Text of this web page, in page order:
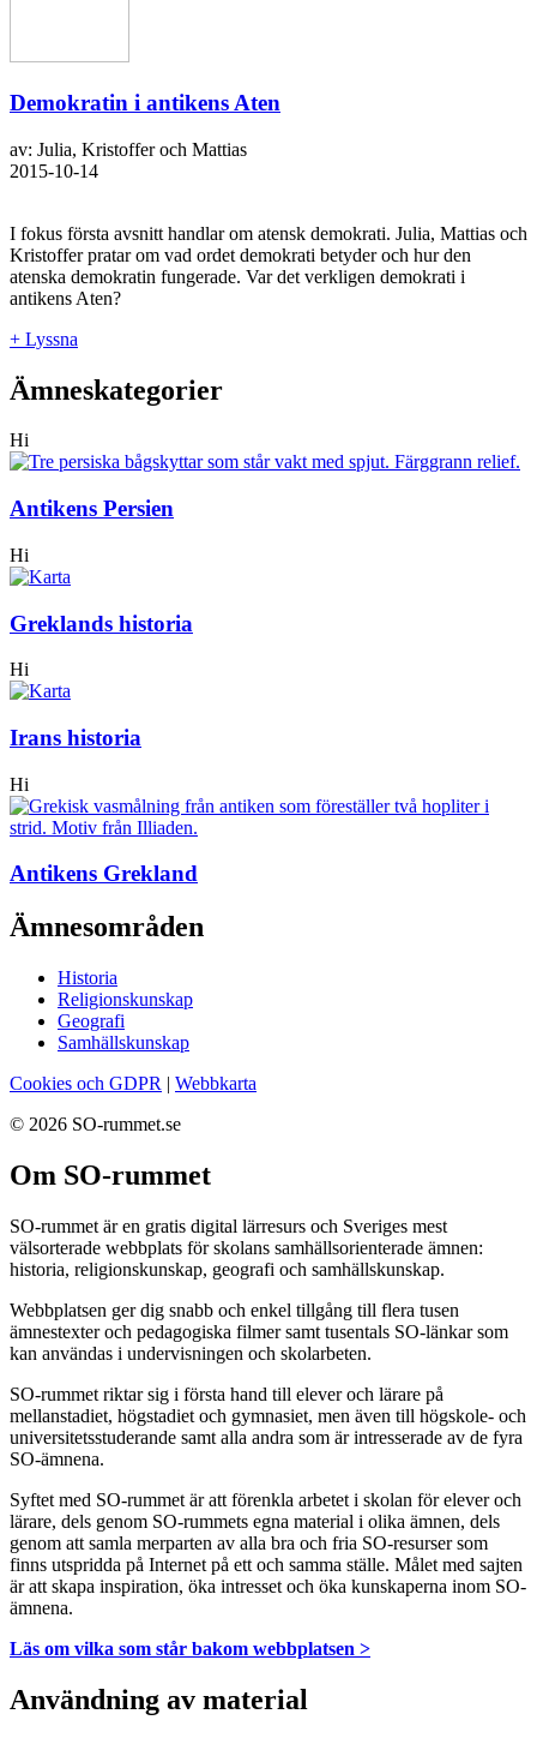
Demokratin i antikens Aten
av: Julia, Kristoffer och Mattias
2015-10-14
I fokus första avsnitt handlar om atensk demokrati. Julia, Mattias och
Kristoffer pratar om vad ordet demokrati betyder och hur den
atenska demokratin fungerade. Var det verkligen demokrati i
antikens Aten?
+ Lyssna
Ämneskategorier
Hi
Antikens Persien
Hi
Greklands historia
Hi
Irans historia
Hi
Antikens Grekland
Ämnesområden
Historia
Religionskunskap
Geografi
Samhällskunskap
Cookies och GDPR | Webbkarta
© 2026 SO-rummet.se
Om SO-rummet
SO-rummet är en gratis digital lärresurs och Sveriges mest
välsorterade webbplats för skolans samhällsorienterade ämnen:
historia, religionskunskap, geografi och samhällskunskap.
Webbplatsen ger dig snabb och enkel tillgång till flera tusen
ämnestexter och pedagogiska filmer samt tusentals SO-länkar som
kan användas i undervisningen och skolarbeten.
SO-rummet riktar sig i första hand till elever och lärare på
mellanstadiet, högstadiet och gymnasiet, men även till högskole- och
universitetsstuderande samt alla andra som är intresserade av de fyra
SO-ämnena.
Syftet med SO-rummet är att förenkla arbetet i skolan för elever och
lärare, dels genom SO-rummets egna material i olika ämnen, dels
genom att samla merparten av alla bra och fria SO-resurser som
finns utspridda på Internet på ett och samma ställe. Målet med sajten
är att skapa inspiration, öka intresset och öka kunskaperna inom SO-
ämnena.
Läs om vilka som står bakom webbplatsen >
Användning av material